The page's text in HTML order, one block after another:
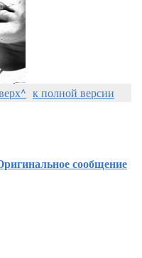
к полной версии
сообщение